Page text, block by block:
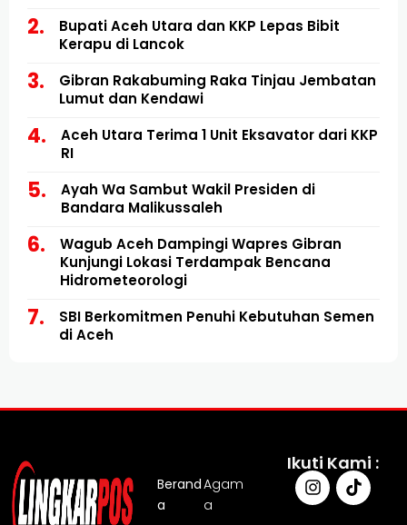
Bupati Aceh Utara dan KKP Lepas Bibit
Kerapu di Lancok
Gibran Rakabuming Raka Tinjau Jembatan
Lumut dan Kendawi
Aceh Utara Terima 1 Unit Eksavator dari KKP
RI
Ayah Wa Sambut Wakil Presiden di
Bandara Malikussaleh
Wagub Aceh Dampingi Wapres Gibran
Kunjungi Lokasi Terdampak Bencana
Hidrometeorologi
SBI Berkomitmen Penuhi Kebutuhan Semen
di Aceh
Berand
a
Agam
a
Ikuti Kami :